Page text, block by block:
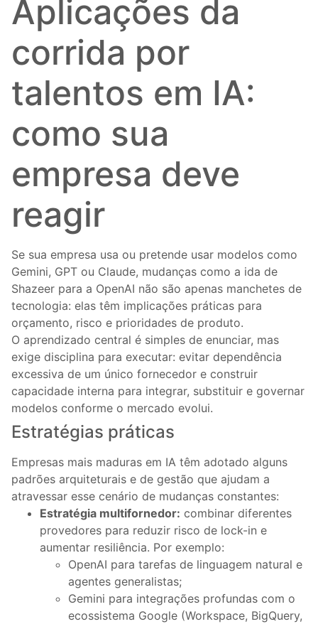
Aplicações da
corrida por
talentos em IA:
como sua
empresa deve
reagir
Se sua empresa usa ou pretende usar modelos como
Gemini, GPT ou Claude, mudanças como a ida de
Shazeer para a OpenAI não são apenas manchetes de
tecnologia: elas têm implicações práticas para
orçamento, risco e prioridades de produto.
O aprendizado central é simples de enunciar, mas
exige disciplina para executar: evitar dependência
excessiva de um único fornecedor e construir
capacidade interna para integrar, substituir e governar
modelos conforme o mercado evolui.
Estratégias práticas
Empresas mais maduras em IA têm adotado alguns
padrões arquiteturais e de gestão que ajudam a
atravessar esse cenário de mudanças constantes:
Estratégia multifornedor: combinar diferentes
provedores para reduzir risco de lock-in e
aumentar resiliência. Por exemplo:
OpenAI para tarefas de linguagem natural e
agentes generalistas;
Gemini para integrações profundas com o
ecossistema Google (Workspace, BigQuery,